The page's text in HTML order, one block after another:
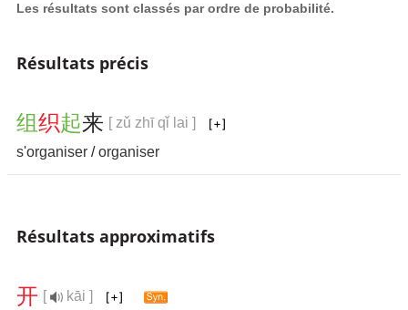
Les résultats sont classés par ordre de probabilité.
Résultats précis
组织起来 [ zǔ zhī qǐ lai ]
s'organiser /organiser
Résultats approximatifs
开 [
kāi ]